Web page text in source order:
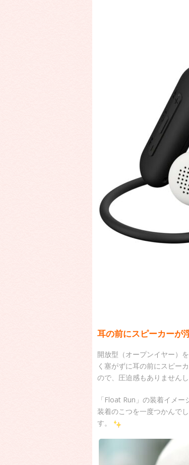
耳の前にスピーカーが
開放型（オープンイヤー）
く塞がずに耳の前にスピー
ので、圧迫感もありません
「Float Run」の装着イメー
装着のこつを一度つかんで
す。